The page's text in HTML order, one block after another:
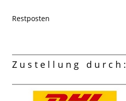
Restposten
Zustellung durch: